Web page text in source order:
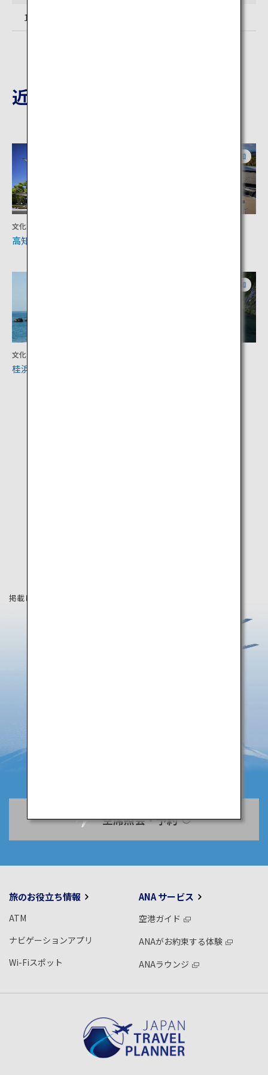
18歳以上420円
近隣の観光地
文化
高知城歴史博物館
高知
文化
桂浜
高知
掲載している情報は2019年5月時点の情報です。
空席照会・予約
旅のお役立ち情報
ATM
ナビゲーションアプリ
Wi-Fiスポット
ANA サービス
空港ガイド
ANAがお約束する体験
ANAラウンジ